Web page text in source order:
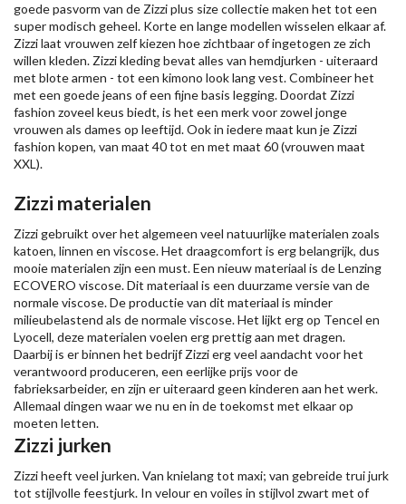
goede pasvorm van de Zizzi plus size collectie maken het tot een
super modisch geheel. Korte en lange modellen wisselen elkaar af.
Zizzi laat vrouwen zelf kiezen hoe zichtbaar of ingetogen ze zich
willen kleden. Zizzi kleding bevat alles van hemdjurken - uiteraard
met blote armen - tot een kimono look lang vest. Combineer het
met een goede jeans of een fijne basis legging. Doordat Zizzi
fashion zoveel keus biedt, is het een merk voor zowel jonge
vrouwen als dames op leeftijd. Ook in iedere maat kun je Zizzi
fashion kopen, van maat 40 tot en met maat 60 (vrouwen maat
XXL).
Zizzi materialen
Zizzi gebruikt over het algemeen veel natuurlijke materialen zoals
katoen, linnen en viscose. Het draagcomfort is erg belangrijk, dus
mooie materialen zijn een must. Een nieuw materiaal is de Lenzing
ECOVERO viscose. Dit materiaal is een duurzame versie van de
normale viscose. De productie van dit materiaal is minder
milieubelastend als de normale viscose. Het lijkt erg op Tencel en
Lyocell, deze materialen voelen erg prettig aan met dragen.
Daarbij is er binnen het bedrijf Zizzi erg veel aandacht voor het
verantwoord produceren, een eerlijke prijs voor de
fabrieksarbeider, en zijn er uiteraard geen kinderen aan het werk.
Allemaal dingen waar we nu en in de toekomst met elkaar op
moeten letten.
Zizzi jurken
Zizzi heeft veel jurken. Van knielang tot maxi; van gebreide trui jurk
tot stijlvolle feestjurk. In velour en voiles in stijlvol zwart met of